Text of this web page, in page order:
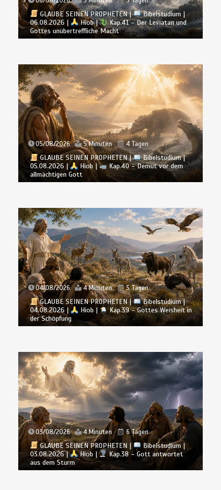
BALD KOMMT DER KÖNIG | 24.07.2026 |
Mut zur
Wahrheit: Treu stehen in verwirrter Zeit
24/07/2026 6 Minuten 2 Wochen
BALD KOMMT DER KÖNIG | 23.07.2026 |
Das
Evangelium im Alltag leben
GLAUBE SEINEN PROPHETEN |
Bibelstudium |
06.08.2026 |
Hiob |
Kap.41 – Der Leviatan und
Gottes unübertreffliche Macht
05/08/2026 5 Minuten 4 Tagen
GLAUBE SEINEN PROPHETEN |
Bibelstudium |
05.08.2026 |
Hiob |
Kap.40 – Demut vor dem
allmächtigen Gott
04/08/2026 4 Minuten 5 Tagen
GLAUBE SEINEN PROPHETEN |
Bibelstudium |
04.08.2026 |
Hiob |
Kap.39 – Gottes Weisheit in
der Schöpfung
03/08/2026 4 Minuten 6 Tagen
GLAUBE SEINEN PROPHETEN |
Bibelstudium |
03.08.2026 |
Hiob |
Kap.38 – Gott antwortet
aus dem Sturm
Sabbatschule mit Pastor Mark
Finley | Lektion 3: Leben und Tod |